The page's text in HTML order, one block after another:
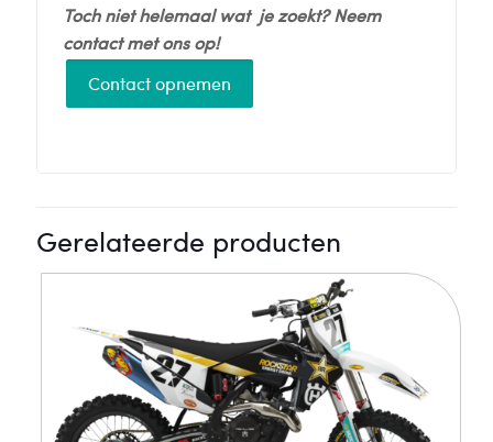
Toch niet helemaal wat je zoekt? Neem
contact met ons op!
Contact opnemen
Gerelateerde producten